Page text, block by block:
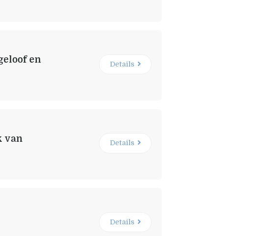
en
Details
van
Details
Details